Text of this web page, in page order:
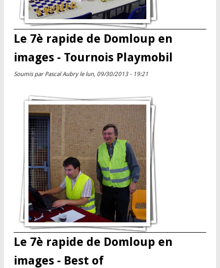
Le 7è rapide de Domloup en
images - Tournois Playmobil
Soumis par Pascal Aubryle lun, 09/30/2013 - 19:21
Le 7è rapide de Domloup en
images - Best of